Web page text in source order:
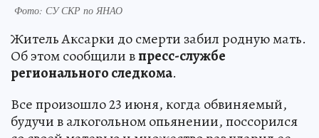
Фото: СУ СКР по ЯНАО
Житель Аксарки до смерти забил родную мать.
Об этом сообщили впресс-службе
регионального следкома.
Все произошло 23 июня, когда обвиняемый,
будучи в алкогольном опьянении, поссорился